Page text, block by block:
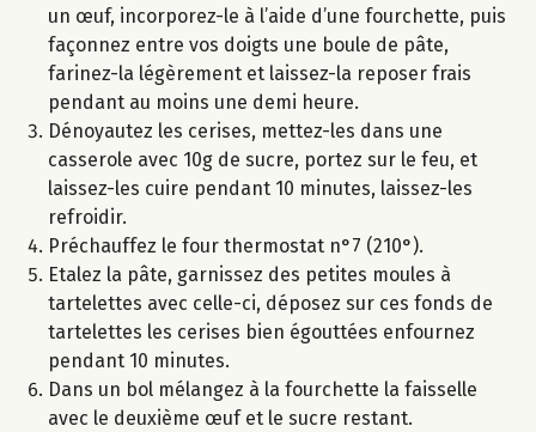
un œuf, incorporez-le à l’aide d’une fourchette, puis
façonnez entre vos doigts une boule de pâte,
farinez-la légèrement et laissez-la reposer frais
pendant au moins une demi heure.
Dénoyautez les cerises, mettez-les dans une
casserole avec 10g de sucre, portez sur le feu, et
laissez-les cuire pendant 10 minutes, laissez-les
refroidir.
Préchauffez le four thermostat n°7 (210°).
Etalez la pâte, garnissez des petites moules à
tartelettes avec celle-ci, déposez sur ces fonds de
tartelettes les cerises bien égouttées enfournez
pendant 10 minutes.
Dans un bol mélangez à la fourchette la faisselle
avec le deuxième œuf et le sucre restant.